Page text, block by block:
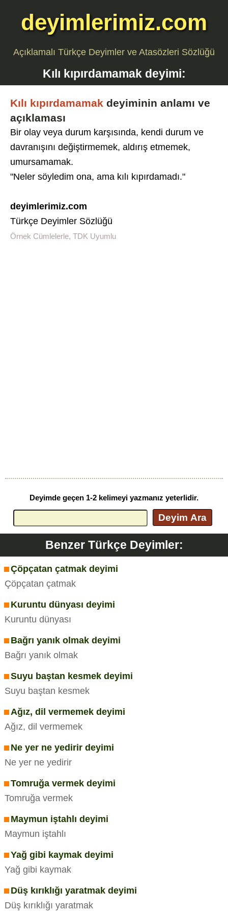
deyimlerimiz.com
Açıklamalı Türkçe Deyimler ve Atasözleri Sözlüğü
Kılı kıpırdamamakdeyimi:
Kılı kıpırdamamak deyiminin anlamı ve
açıklaması
Bir olay veya durum karşısında, kendi durum ve
davranışını değiştirmemek, aldırış etmemek,
umursamamak.
"Neler söyledim ona, ama kılı kıpırdamadı."
deyimlerimiz.com
Türkçe Deyimler Sözlüğü
Örnek Cümlelerle, TDK Uyumlu
Deyimde geçen 1-2 kelimeyi yazmanız yeterlidir.
Deyim Ara
Benzer Türkçe Deyimler:
Çöpçatan çatmak deyimi
Çöpçatan çatmak
Kuruntu dünyası deyimi
Kuruntu dünyası
Bağrı yanık olmak deyimi
Bağrı yanık olmak
Suyu baştan kesmek deyimi
Suyu baştan kesmek
Ağız, dil vermemek deyimi
Ağız, dil vermemek
Ne yer ne yedirir deyimi
Ne yer ne yedirir
Tomruğa vermek deyimi
Tomruğa vermek
Maymun iştahlı deyimi
Maymun iştahlı
Yağ gibi kaymak deyimi
Yağ gibi kaymak
Düş kırıklığı yaratmak deyimi
Düş kırıklığı yaratmak